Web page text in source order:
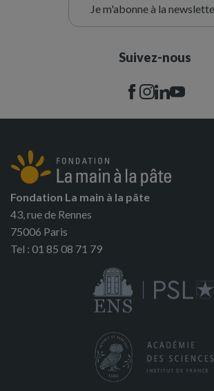
Je m'abonne à la
Suivez-nous
Fondation La main à la pâte
43, rue de Rennes
75006 Paris
Tel : 01 85 08 71 79